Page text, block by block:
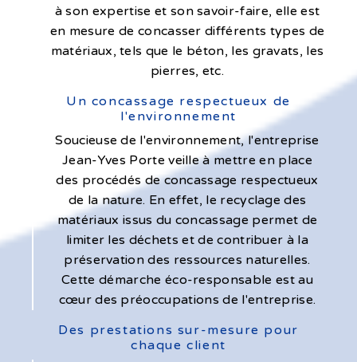
à son expertise et son savoir-faire, elle est
en mesure de concasser différents types de
matériaux, tels que le béton, les gravats, les
pierres, etc.
Un concassage respectueux de
l'environnement
Soucieuse de l'environnement, l'entreprise
Jean-Yves Porte veille à mettre en place
des procédés de concassage respectueux
de la nature. En effet, le recyclage des
matériaux issus du concassage permet de
limiter les déchets et de contribuer à la
préservation des ressources naturelles.
Cette démarche éco-responsable est au
cœur des préoccupations de l'entreprise.
Des prestations sur-mesure pour
chaque client